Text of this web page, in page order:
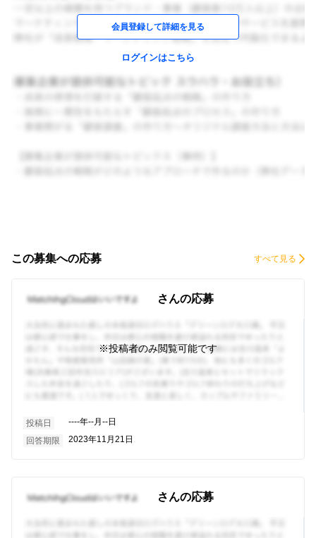
会員登録して詳細を見る
ログインはこちら
この募集への応募 すべて見る
さんの応募
※投稿者のみ閲覧可能です
投稿日
----年--月--日
回答期限
2023年11月21日
さんの応募